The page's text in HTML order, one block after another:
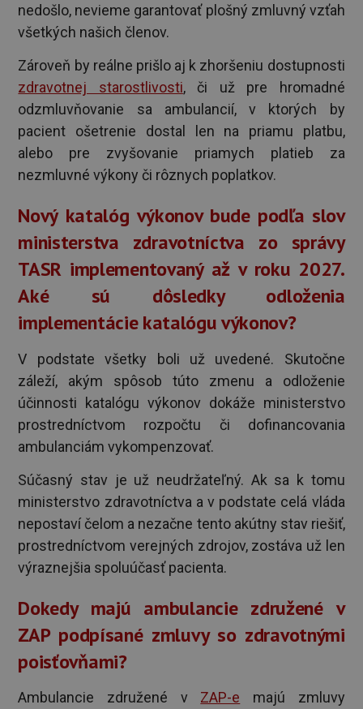
nedošlo, nevieme garantovať plošný zmluvný vzťah
všetkých našich členov.
Zároveň by reálne prišlo aj k zhoršeniu dostupnosti
zdravotnej starostlivosti, či už pre hromadné
odzmluvňovanie sa ambulancií, v ktorých by
pacient ošetrenie dostal len na priamu platbu,
alebo pre zvyšovanie priamych platieb za
nezmluvné výkony či rôznych poplatkov.
Nový katalóg výkonov bude podľa slov
ministerstva zdravotníctva zo správy
TASR implementovaný až v roku 2027.
Aké sú dôsledky odloženia
implementácie katalógu výkonov?
V podstate všetky boli už uvedené. Skutočne
záleží, akým spôsob túto zmenu a odloženie
účinnosti katalógu výkonov dokáže ministerstvo
prostredníctvom rozpočtu či dofinancovania
ambulanciám vykompenzovať.
Súčasný stav je už neudržateľný. Ak sa k tomu
ministerstvo zdravotníctva a v podstate celá vláda
nepostaví čelom a nezačne tento akútny stav riešiť,
prostredníctvom verejných zdrojov, zostáva už len
výraznejšia spoluúčasť pacienta.
Dokedy majú ambulancie združené v
ZAP podpísané zmluvy so zdravotnými
poisťovňami?
Ambulancie združené v ZAP-e majú zmluvy